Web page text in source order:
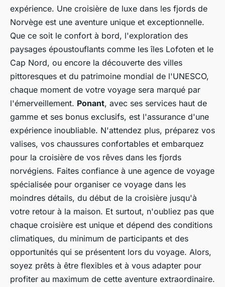
expérience. Une croisière de luxe dans les fjords de
Norvège est une aventure unique et exceptionnelle.
Que ce soit le confort à bord, l'exploration des
paysages époustouflants comme les îles Lofoten et le
Cap Nord, ou encore la découverte des villes
pittoresques et du patrimoine mondial de l'UNESCO,
chaque moment de votre voyage sera marqué par
l'émerveillement. Ponant, avec ses services haut de
gamme et ses bonus exclusifs, est l'assurance d'une
expérience inoubliable. N'attendez plus, préparez vos
valises, vos chaussures confortables et embarquez
pour la croisière de vos rêves dans les fjords
norvégiens. Faites confiance à une agence de voyage
spécialisée pour organiser ce voyage dans les
moindres détails, du début de la croisière jusqu'à
votre retour à la maison. Et surtout, n'oubliez pas que
chaque croisière est unique et dépend des conditions
climatiques, du minimum de participants et des
opportunités qui se présentent lors du voyage. Alors,
soyez prêts à être flexibles et à vous adapter pour
profiter au maximum de cette aventure extraordinaire.